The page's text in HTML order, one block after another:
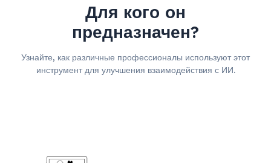
Для кого он
предназначен?
Узнайте, как различные профессионалы используют этот
инструмент для улучшения взаимодействия с ИИ.